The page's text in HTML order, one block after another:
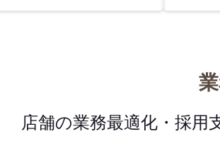
店舗の業務最適化・採